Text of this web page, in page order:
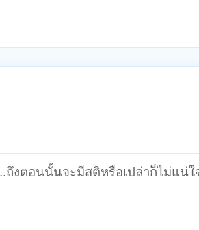
ถึงตอนนั้นจะมีสติหรือเปล่าก็ไม่แน่ใ